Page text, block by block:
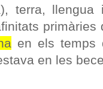
terra, llengua
en els temps
en les